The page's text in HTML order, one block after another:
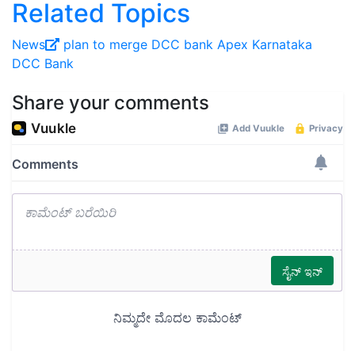
Related Topics
News plan to merge DCC bank Apex Karnataka
DCC Bank
Share your comments